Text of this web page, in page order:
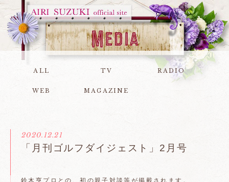
ALL TV RADIO
WEB MAGAZINE
2020.12.21
「月刊ゴルフダイジェスト」2月号
鈴木亨プロとの、初の親子対談等が掲載されます。